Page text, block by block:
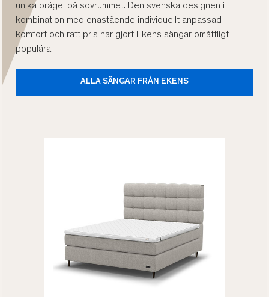
unika prägel på sovrummet. Den svenska designen i
kombination med enastående individuellt anpassad
komfort och rätt pris har gjort Ekens sängar omåttligt
populära.
ALLA SÄNGAR FRÅN EKENS